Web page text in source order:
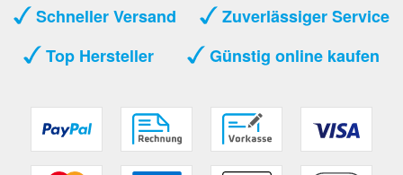
Schneller Versand
Zuverlässiger Service
Top Hersteller
Günstig online kaufen